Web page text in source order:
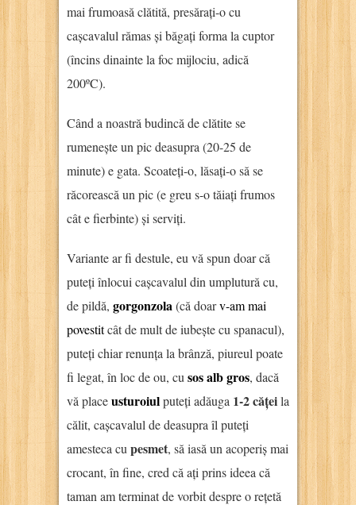
mai frumoasă clătită, presărați-o cu
cașcavalul rămas și băgați forma la cuptor
(încins dinainte la foc mijlociu, adică
200ºC).
Când a noastră budincă de clătite se
rumenește un pic deasupra (20-25 de
minute) e gata. Scoateți-o, lăsați-o să se
răcorească un pic (e greu s-o tăiați frumos
cât e fierbinte) și serviți.
Variante ar fi destule, eu vă spun doar că
puteți înlocui cașcavalul din umplutură cu,
de pildă, gorgonzola(că doarv-am mai
povestitcât de mult de iubește cu spanacul),
puteți chiar renunța la brânză, piureul poate
fi legat, în loc de ou, cu sos alb gros, dacă
vă placeusturoiulputeți adăuga 1-2 cățeila
călit, cașcavalul de deasupra îl puteți
amesteca cu pesmet, să iasă un acoperiș mai
crocant, în fine, cred că ați prins ideea că
taman am terminat de vorbit despre o rețetă